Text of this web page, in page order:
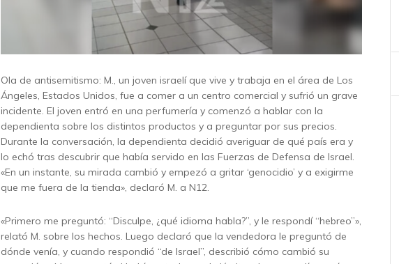
Ola de antisemitismo: M., un joven israelí que vive y trabaja en el área de Los
Ángeles, Estados Unidos, fue a comer a un centro comercial y sufrió un grave
incidente. El joven entró en una perfumería y comenzó a hablar con la
dependienta sobre los distintos productos y a preguntar por sus precios.
Durante la conversación, la dependienta decidió averiguar de qué país era y
lo echó tras descubrir que había servido en las Fuerzas de Defensa de Israel.
«En un instante, su mirada cambió y empezó a gritar ‘genocidio’ y a exigirme
que me fuera de la tienda», declaró M. a N12.
«Primero me preguntó: “Disculpe, ¿qué idioma habla?”, y le respondí “hebreo”»,
relató M. sobre los hechos. Luego declaró que la vendedora le preguntó de
dónde venía, y cuando respondió “de Israel”, describió cómo cambió su